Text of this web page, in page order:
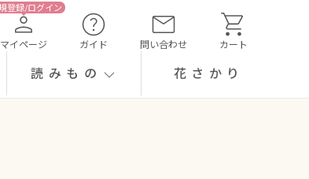
マイページ ガイド 問い合わせ カート
読みもの 花さかり